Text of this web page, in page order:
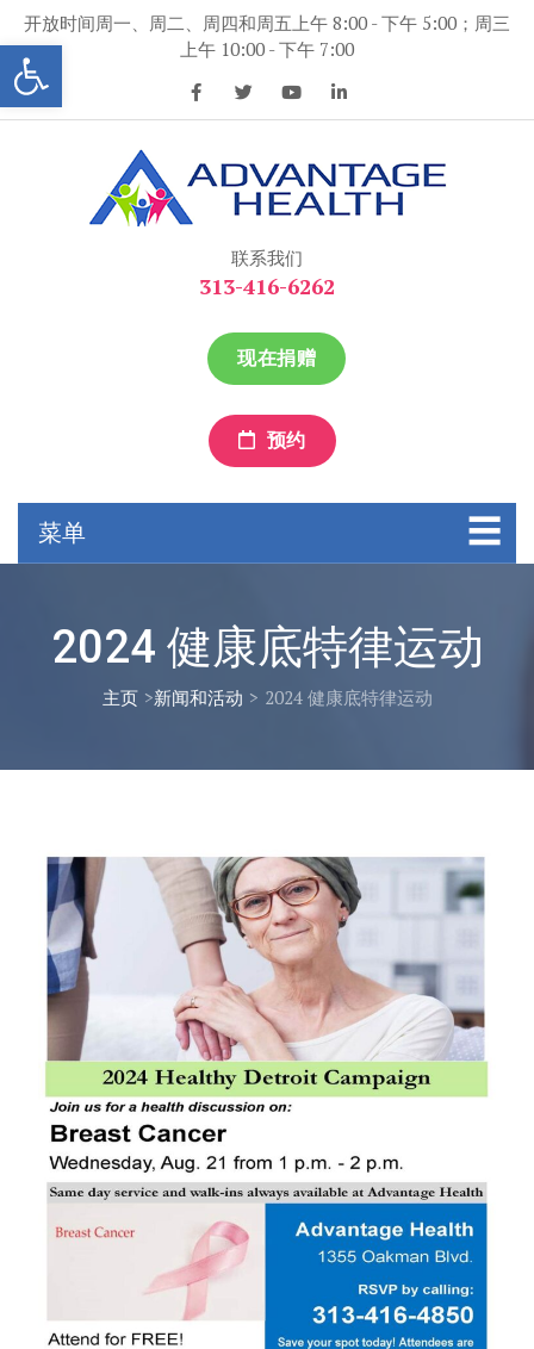
打开工具条
容
开放时间周一、周二、周四和周五上午 8:00 - 下午 5:00；周三
上午 10:00 - 下午 7:00
联系我们
313-416-6262
现在捐赠
预约
菜单
2024 健康底特律运动
主页 >新闻和活动 > 2024 健康底特律运动